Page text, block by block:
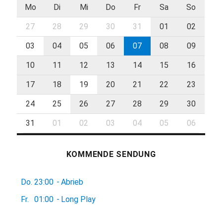
Mo Di Mi Do Fr Sa So
27 28 29 30 31 01 02
03 04 05 06 07 08 09
10 11 12 13 14 15 16
17 18 19 20 21 22 23
24 25 26 27 28 29 30
31 01 02 03 04 05 06
KOMMENDE SENDUNG
Do. 23:00 - Abrieb
Fr.
01:00 - Long Play